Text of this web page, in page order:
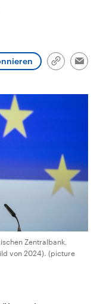
Beiträge,
mächtigsten Ländern
großem Einfluss auf
Weltgeschehen.
Link
Zentralbank,
von 2024). (picture